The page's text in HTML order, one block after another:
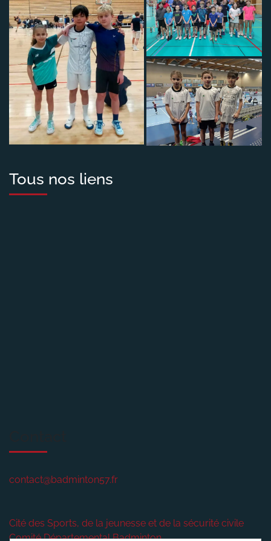
Tous nos liens
contact@badminton57.fr
Cité des Sports, de la jeunesse et de la sécurité civile
Comité Départemental Badminton